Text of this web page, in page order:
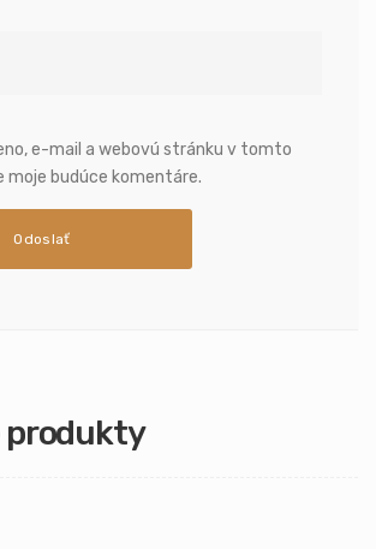
e-mail a webovú stránku v tomto
moje budúce komentáre.
produkty